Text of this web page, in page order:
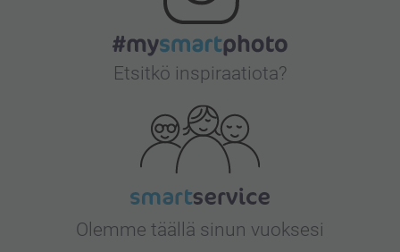
Etsitkö inspiraatiota?
Olemme täällä sinun vuoksesi